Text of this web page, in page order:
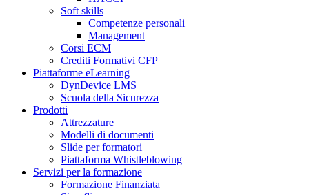
Soft skills
Competenze personali
Management
Corsi ECM
Crediti Formativi CFP
Piattaforme eLearning
DynDevice LMS
Scuola della Sicurezza
Prodotti
Attrezzature
Modelli di documenti
Slide per formatori
Piattaforma Whistleblowing
Servizi per la formazione
Formazione Finanziata